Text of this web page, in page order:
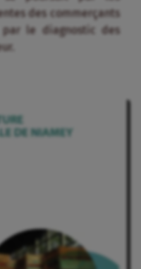
des commerçants
le diagnostic des